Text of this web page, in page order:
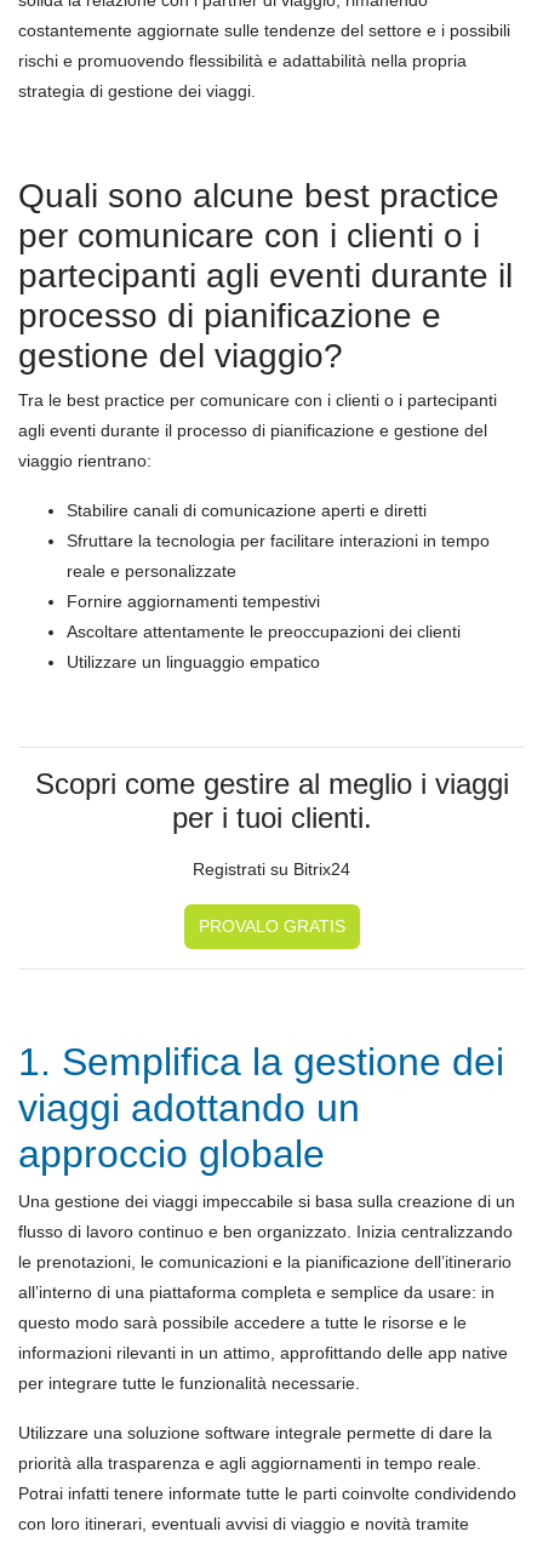
costantemente aggiornate sulle tendenze del settore e i possibili
rischi e promuovendo flessibilità e adattabilità nella propria
strategia di gestione dei viaggi.
Quali sono alcune best practice
per comunicare con i clienti o i
partecipanti agli eventi durante il
processo di pianificazione e
gestione del viaggio?
Tra le best practice per comunicare con i clienti o i partecipanti
agli eventi durante il processo di pianificazione e gestione del
viaggio rientrano:
Stabilire canali di comunicazione aperti e diretti
Sfruttare la tecnologia per facilitare interazioni in tempo
reale e personalizzate
Fornire aggiornamenti tempestivi
Ascoltare attentamente le preoccupazioni dei clienti
Utilizzare un linguaggio empatico
Scopri come gestire al meglio i viaggi
per i tuoi clienti.
Registrati su Bitrix24
PROVALO GRATIS
1. Semplifica la gestione dei
viaggi adottando un
approccio globale
Una gestione dei viaggi impeccabile si basa sulla creazione di un
flusso di lavoro continuo e ben organizzato. Inizia centralizzando
le prenotazioni, le comunicazioni e la pianificazione dell’itinerario
all’interno di una piattaforma completa e semplice da usare: in
questo modo sarà possibile accedere a tutte le risorse e le
informazioni rilevanti in un attimo, approfittando delle app native
per integrare tutte le funzionalità necessarie.
Utilizzare una soluzione software integrale permette di dare la
priorità alla trasparenza e agli aggiornamenti in tempo reale.
Potrai infatti tenere informate tutte le parti coinvolte condividendo
con loro itinerari, eventuali avvisi di viaggio e novità tramite